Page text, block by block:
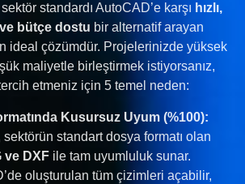
standardı AutoCAD’e karşı hızlı,
bütçe dostu bir alternatif arayan
ideal çözümdür. Projelerinizde yüksek
maliyetle birleştirmek istiyorsanız,
etmeniz için 5 temel neden:
Kusursuz Uyum (%100):
standart dosya formatı olan
ve DXFile tam uyumluluk sunar.
oluşturulan tüm çizimleri açabilir,